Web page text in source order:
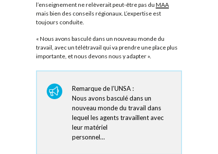
l’enseignement ne relèverait peut-être pas du MAA
mais bien des conseils régionaux. L’expertise est
toujours conduite.
« Nous avons basculé dans un nouveau monde du
travail, avec un télétravail qui va prendre une place plus
importante, et nous devons nous y adapter ».
Remarque de l’UNSA :
Nous avons basculé dans un
nouveau monde du travail dans
lequel les agents travaillent avec
leur matériel
personnel…